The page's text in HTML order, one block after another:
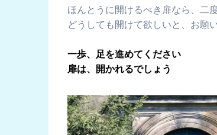
ほんとうに開けるべき扉なら、二
どうしても開けて欲しいと、お願
一歩、足を進めてください
扉は、開かれるでしょう